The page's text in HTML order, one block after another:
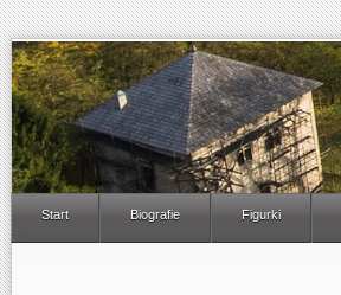
Start Biografie Figurki